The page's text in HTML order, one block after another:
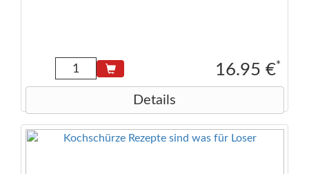
16.95 €*
Details